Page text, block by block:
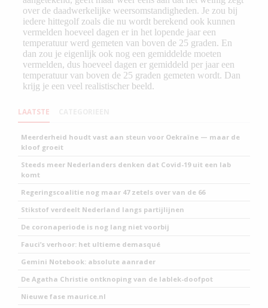
LAATSTE
Meerderheid houdt vast aan steun voor Oekraïne — maar de
kloof groeit
Steeds meer Nederlanders denken dat Covid-19 uit een lab
komt
Regeringscoalitie nog maar 47 zetels over van de 66
Stikstof verdeelt Nederland langs partijlijnen
De coronaperiode is nog lang niet voorbij
Fauci’s verhoor: het ultieme demasqué
Gemini Notebook: absolute aanrader
De Agatha Christie ontknoping van de lablek-doofpot
Nieuwe fase maurice.nl